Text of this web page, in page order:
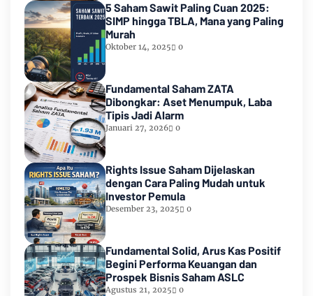
5 Saham Sawit Paling Cuan 2025:
SIMP hingga TBLA, Mana yang Paling
Murah
Oktober 14, 2025 0
Fundamental Saham ZATA
Dibongkar: Aset Menumpuk, Laba
Tipis Jadi Alarm
Januari 27, 2026 0
Rights Issue Saham Dijelaskan
dengan Cara Paling Mudah untuk
Investor Pemula
Desember 23, 2025 0
Fundamental Solid, Arus Kas Positif
Begini Performa Keuangan dan
Prospek Bisnis Saham ASLC
Agustus 21, 2025 0